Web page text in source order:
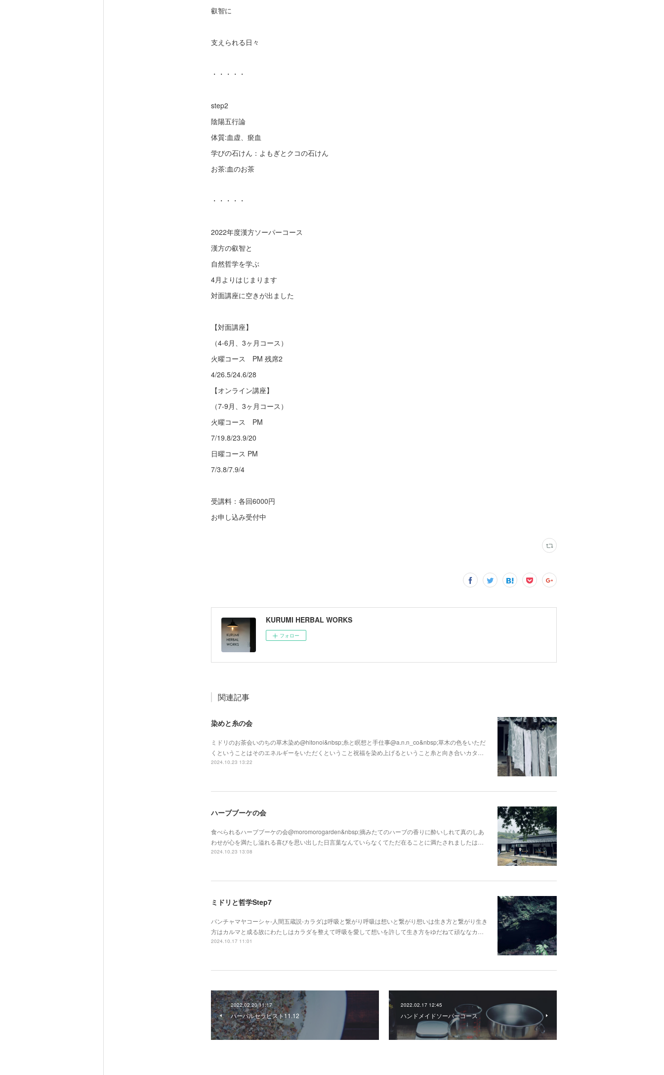
叡智に
支えられる日々
・・・・・
step2
陰陽五行論
体質:血虚、瘀血
学びの石けん：よもぎとクコの石けん
お茶:血のお茶
・・・・・
2022年度漢方ソーパーコース
漢方の叡智と
自然哲学を学ぶ
4月よりはじまります
対面講座に空きが出ました
【対面講座】
（4-6月、3ヶ月コース）
火曜コース PM 残席2
4/26.5/24.6/28
【オンライン講座】
（7-9月、3ヶ月コース）
火曜コース PM
7/19.8/23.9/20
日曜コース PM
7/3.8/7.9/4
受講料：各回6000円
お申し込み受付中
KURUMI HERBAL WORKS
フォロー
関連記事
染めと糸の会
ミドリのお茶会いのちの草木染め@hitonoi&nbsp;糸と瞑想と手仕事@a.n.n_co&nbsp;草木の色をいただ
くということはそのエネルギーをいただくということ祝福を染め上げるということ糸と向き合いカタ…
2024.10.23 13:22
ハーブブーケの会
食べられるハーブブーケの会@moromorogarden&nbsp;摘みたてのハーブの香りに酔いしれて真のしあ
わせが心を満たし溢れる喜びを思い出した日言葉なんていらなくてただ在ることに満たされましたは…
2024.10.23 13:08
ミドリと哲学Step7
パンチャマヤコーシャ-人間五蔵説-カラダは呼吸と繋がり呼吸は想いと繋がり想いは生き方と繋がり生き
方はカルマと成る故にわたしはカラダを整えて呼吸を愛して想いを許して生き方をゆだねて頑ななカ…
2024.10.17 11:01
2022.02.20 11:17
ハーバルセラピスト11.12
2022.02.17 12:45
ハンドメイドソーパーコース